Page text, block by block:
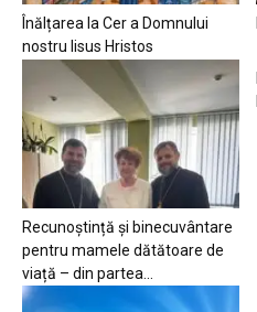
Înălțarea la Cer a Domnului
nostru Iisus Hristos
Recunoștință și binecuvântare
pentru mamele dătătoare de
viață – din partea...